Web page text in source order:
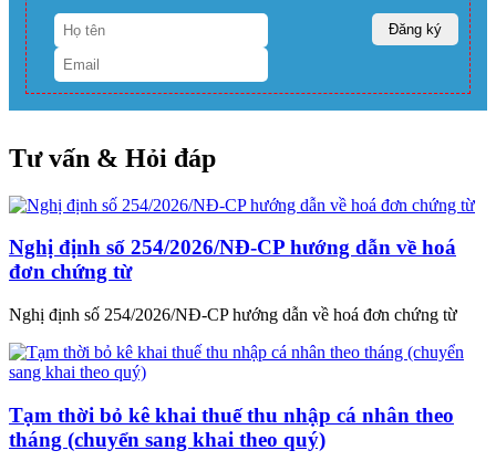
Tư vấn & Hỏi đáp
Nghị định số 254/2026/NĐ-CP hướng dẫn về hoá
đơn chứng từ
Nghị định số 254/2026/NĐ-CP hướng dẫn về hoá đơn chứng từ
Tạm thời bỏ kê khai thuế thu nhập cá nhân theo
tháng (chuyển sang khai theo quý)